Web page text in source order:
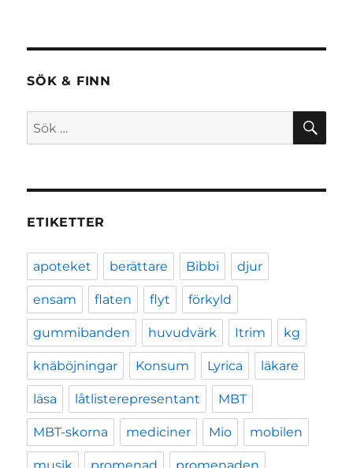
SÖK & FINN
Sök
efter:
ETIKETTER
apoteket berättare Bibbi djur
ensam flaten flyt förkyld
gummibanden huvudvärk Itrim kg
knäböjningar Konsum Lyrica läkare
läsa låtlisterepresentant MBT
MBT-skorna mediciner Mio mobilen